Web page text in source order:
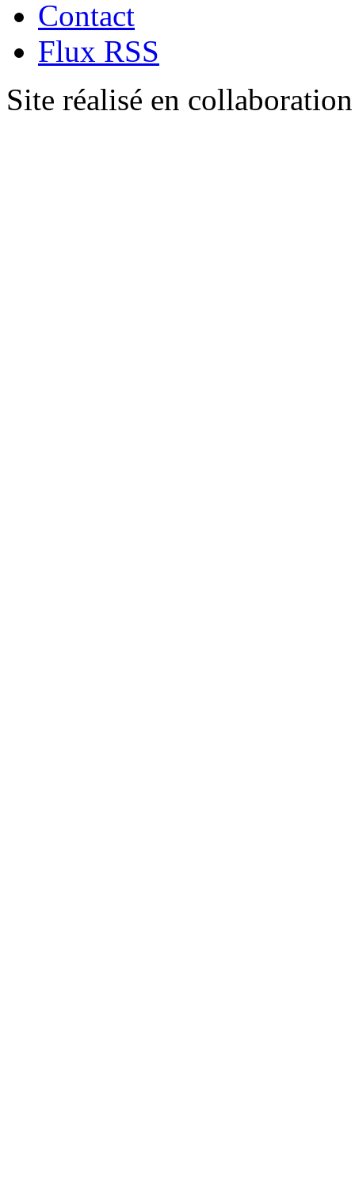
Contact
Flux RSS
Site réalisé en